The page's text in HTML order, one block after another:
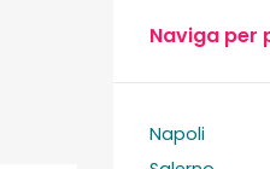
Naviga per
Napoli